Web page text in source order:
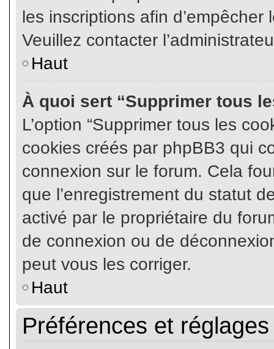
les inscriptions afin d’empêcher
Veuillez contacter
Haut
À quoi sert “Supprimer tous
L’option “Supprimer tous les
cookies créés par phpBB3 qui
connexion sur le forum. Cela
que l’enregistrement du statut
activé par le propriétaire du
de connexion ou de
peut vous les corriger.
Haut
Préférences et